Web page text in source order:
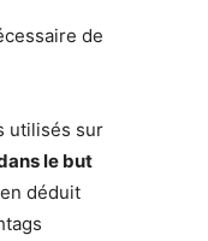
de
utilisés sur
le but
déduit